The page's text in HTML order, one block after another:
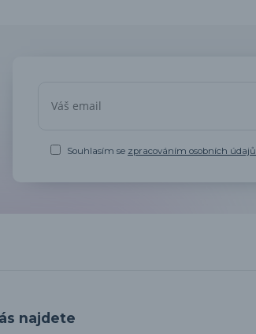
Souhlasím se zpracováním osobních údajů
najdete